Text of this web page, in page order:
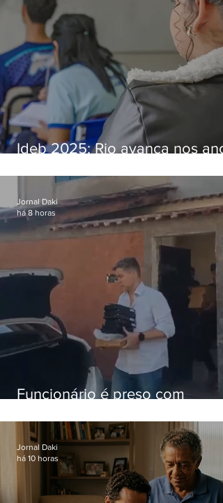
Ideb 2025: Rio avança nos
nacional
Funcionário é preso com
Hospital do Andaraí
Jornal Daki
há 8 horas
Jornal Daki
há 10 horas